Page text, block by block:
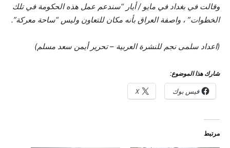
وقالت في بغداد في مايو / أيار “سندعم عمل هذه الحكومة في تلك
الخطوات” ، واصفة العراق بأنه مكان للتعاون وليس “ساحة معركة”.
(اعداد سلمى نجم للنشرة العربية – تحرير أيمن سعد مسلم)
شارك هذا الموضوع:
فيس بوك X
مرتبط